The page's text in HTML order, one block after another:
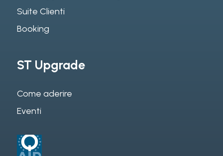
Suite Clienti
Booking
ST Upgrade
Come aderire
Eventi